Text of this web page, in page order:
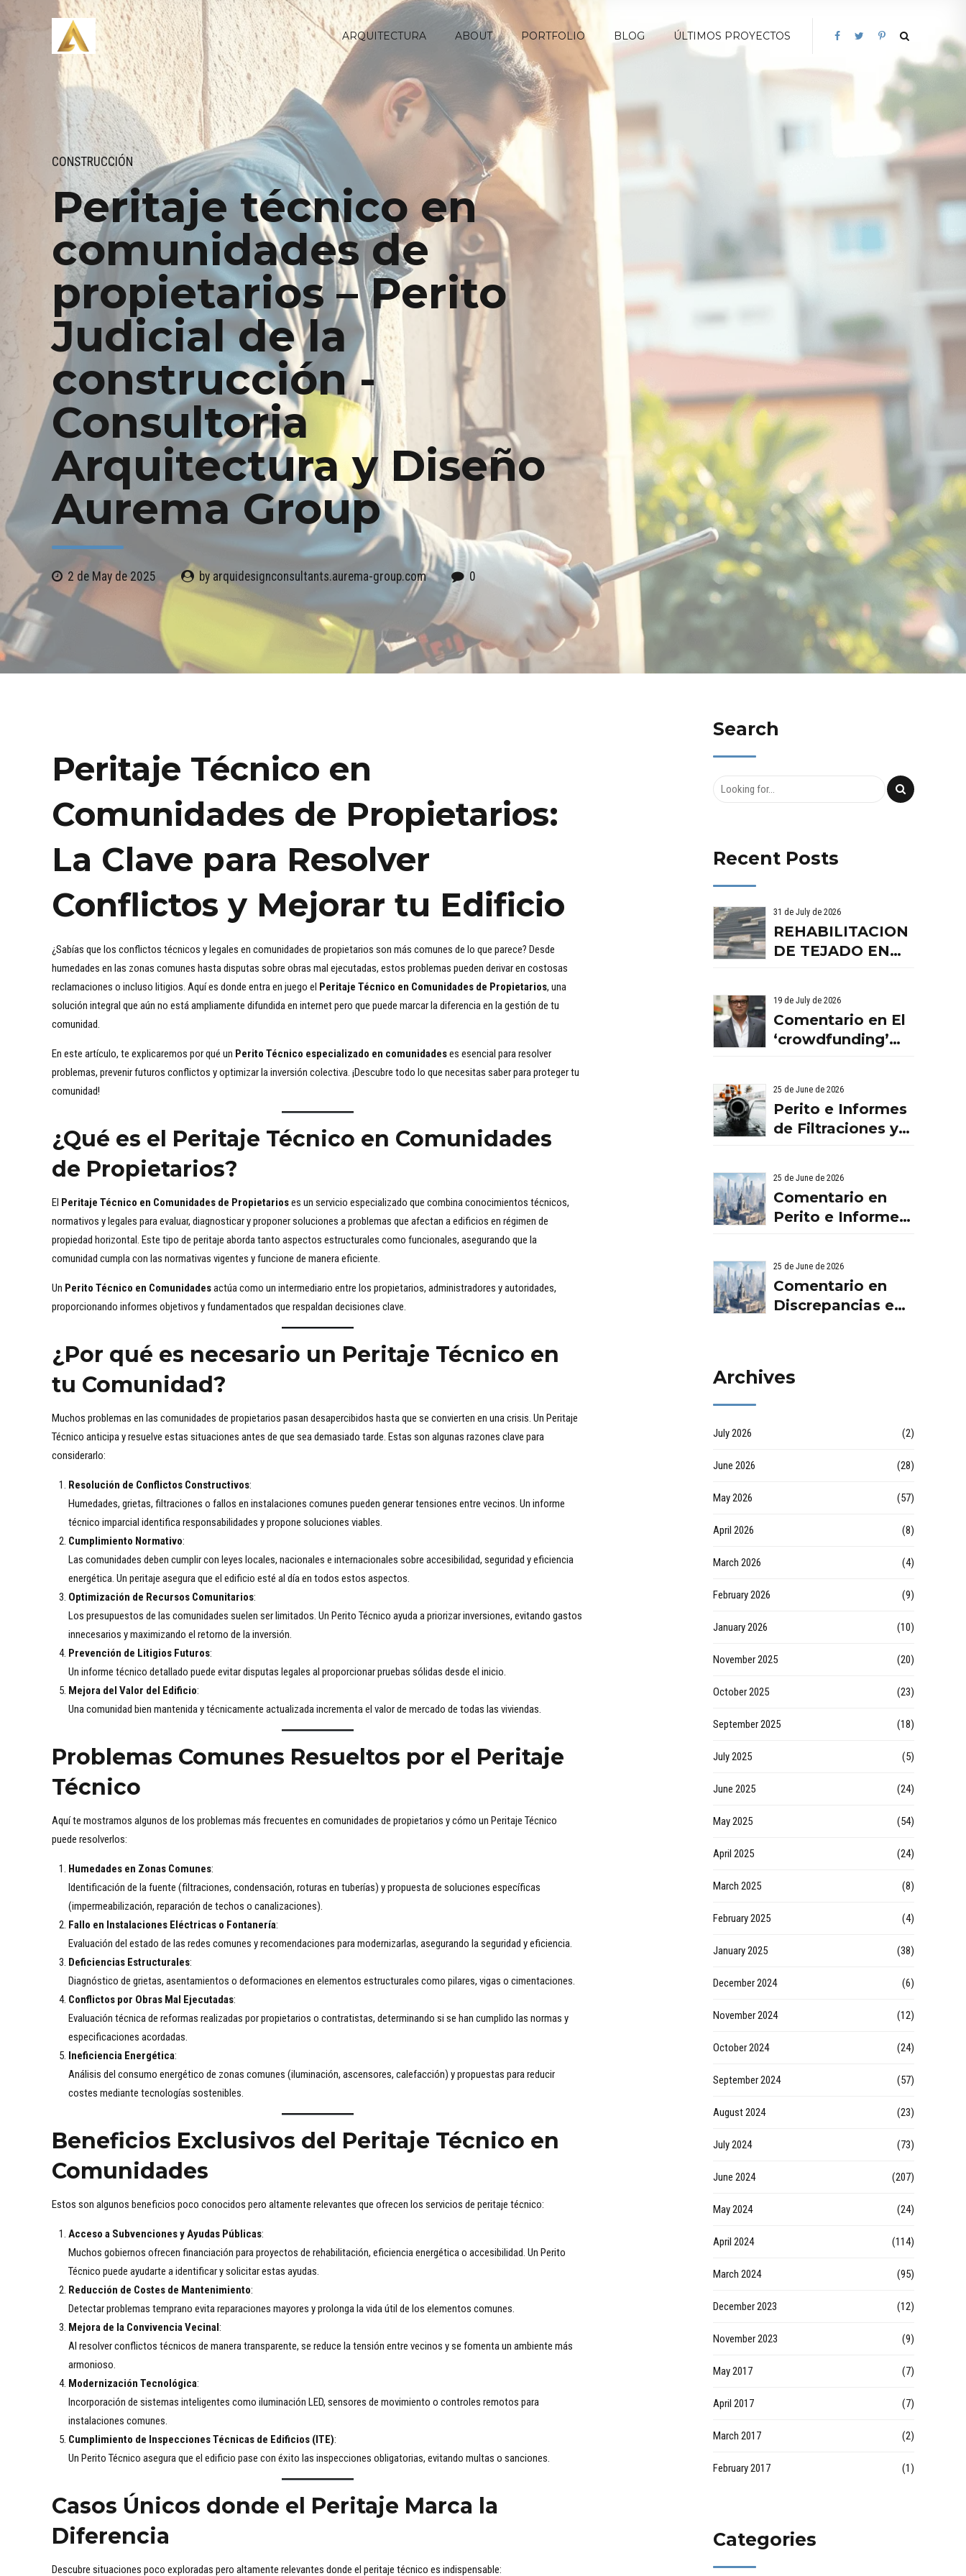
ARQUITECTURA ABOUT PORTFOLIO BLOG ÚLTIMOS PROYECTOS
CONSTRUCCIÓN
Peritaje técnico en
comunidades de
propietarios – Perito
Judicial de la
construcción -
Consultoria
Arquitectura y Diseño
Aurema Group
2 de May de 2025 by arquidesignconsultants.aurema-group.com 0
Peritaje Técnico en
Comunidades de Propietarios:
La Clave para Resolver
Conflictos y Mejorar tu Edificio
¿Sabías que los conflictos técnicos y legales en comunidades de propietarios son más comunes de lo que parece? Desde
humedades en las zonas comunes hasta disputas sobre obras mal ejecutadas, estos problemas pueden derivar en costosas
reclamaciones o incluso litigios. Aquí es donde entra en juego el Peritaje Técnico en Comunidades de Propietarios, una
solución integral que aún no está ampliamente difundida en internet pero que puede marcar la diferencia en la gestión de tu
comunidad.
En este artículo, te explicaremos por qué un Perito Técnico especializado en comunidadeses esencial para resolver
problemas, prevenir futuros conflictos y optimizar la inversión colectiva. ¡Descubre todo lo que necesitas saber para proteger tu
comunidad!
¿Qué es el Peritaje Técnico en Comunidades
de Propietarios?
El Peritaje Técnico en Comunidades de Propietarioses un servicio especializado que combina conocimientos técnicos,
normativos y legales para evaluar, diagnosticar y proponer soluciones a problemas que afectan a edificios en régimen de
propiedad horizontal. Este tipo de peritaje aborda tanto aspectos estructurales como funcionales, asegurando que la
comunidad cumpla con las normativas vigentes y funcione de manera eficiente.
Un Perito Técnico en Comunidadesactúa como un intermediario entre los propietarios, administradores y autoridades,
proporcionando informes objetivos y fundamentados que respaldan decisiones clave.
¿Por qué es necesario un Peritaje Técnico en
tu Comunidad?
Muchos problemas en las comunidades de propietarios pasan desapercibidos hasta que se convierten en una crisis. Un Peritaje
Técnico anticipa y resuelve estas situaciones antes de que sea demasiado tarde. Estas son algunas razones clave para
considerarlo:
Resolución de Conflictos Constructivos:
Humedades, grietas, filtraciones o fallos en instalaciones comunes pueden generar tensiones entre vecinos. Un informe
técnico imparcial identifica responsabilidades y propone soluciones viables.
Cumplimiento Normativo:
Las comunidades deben cumplir con leyes locales, nacionales e internacionales sobre accesibilidad, seguridad y eficiencia
energética. Un peritaje asegura que el edificio esté al día en todos estos aspectos.
Optimización de Recursos Comunitarios:
Los presupuestos de las comunidades suelen ser limitados. Un Perito Técnico ayuda a priorizar inversiones, evitando gastos
innecesarios y maximizando el retorno de la inversión.
Prevención de Litigios Futuros:
Un informe técnico detallado puede evitar disputas legales al proporcionar pruebas sólidas desde el inicio.
Mejora del Valor del Edificio:
Una comunidad bien mantenida y técnicamente actualizada incrementa el valor de mercado de todas las viviendas.
Problemas Comunes Resueltos por el Peritaje
Técnico
Aquí te mostramos algunos de los problemas más frecuentes en comunidades de propietarios y cómo un Peritaje Técnico
puede resolverlos:
Humedades en Zonas Comunes:
Identificación de la fuente (filtraciones, condensación, roturas en tuberías) y propuesta de soluciones específicas
(impermeabilización, reparación de techos o canalizaciones).
Fallo en Instalaciones Eléctricas o Fontanería:
Evaluación del estado de las redes comunes y recomendaciones para modernizarlas, asegurando la seguridad y eficiencia.
Deficiencias Estructurales:
Diagnóstico de grietas, asentamientos o deformaciones en elementos estructurales como pilares, vigas o cimentaciones.
Conflictos por Obras Mal Ejecutadas:
Evaluación técnica de reformas realizadas por propietarios o contratistas, determinando si se han cumplido las normas y
especificaciones acordadas.
Ineficiencia Energética:
Análisis del consumo energético de zonas comunes (iluminación, ascensores, calefacción) y propuestas para reducir
costes mediante tecnologías sostenibles.
Beneficios Exclusivos del Peritaje Técnico en
Comunidades
Estos son algunos beneficios poco conocidos pero altamente relevantes que ofrecen los servicios de peritaje técnico:
Acceso a Subvenciones y Ayudas Públicas:
Muchos gobiernos ofrecen financiación para proyectos de rehabilitación, eficiencia energética o accesibilidad. Un Perito
Técnico puede ayudarte a identificar y solicitar estas ayudas.
Reducción de Costes de Mantenimiento:
Detectar problemas temprano evita reparaciones mayores y prolonga la vida útil de los elementos comunes.
Mejora de la Convivencia Vecinal:
Al resolver conflictos técnicos de manera transparente, se reduce la tensión entre vecinos y se fomenta un ambiente más
armonioso.
Modernización Tecnológica:
Incorporación de sistemas inteligentes como iluminación LED, sensores de movimiento o controles remotos para
instalaciones comunes.
Cumplimiento de Inspecciones Técnicas de Edificios (ITE):
Un Perito Técnico asegura que el edificio pase con éxito las inspecciones obligatorias, evitando multas o sanciones.
Casos Únicos donde el Peritaje Marca la
Diferencia
Descubre situaciones poco exploradas pero altamente relevantes donde el peritaje técnico es indispensable:
Search
Recent Posts
31 de July de 2026
REHABILITACION
DE TEJADO EN
19 de July de 2026
Comentario en El
‘crowdfunding’
en El
‘crowdfunding’
llega al ladrillo
en El
‘crowdfunding’
llega al ladrillo
llega al ladrillo -
Servicios Aurema
Group - Grupo
Reformas en
comunidad d
25 de June de 2026
Perito e Informes
de Filtraciones y
Debes Saber
25 de June de 2026
Comentario en
Perito e Informes
Viviendas: Lo Que
Debes Saber por
empresa de
25 de June de 2026
Comentario en
Discrepancias en
Archives
July 2026 (2)
June 2026 (28)
May 2026 (57)
April 2026 (8)
March 2026 (4)
February 2026 (9)
January 2026 (10)
November 2025 (20)
October 2025 (23)
September 2025 (18)
July 2025 (5)
June 2025 (24)
May 2025 (54)
April 2025 (24)
March 2025 (8)
February 2025 (4)
January 2025 (38)
December 2024 (6)
November 2024 (12)
October 2024 (24)
September 2024 (57)
August 2024 (23)
July 2024 (73)
June 2024 (207)
May 2024 (24)
April 2024 (114)
March 2024 (95)
December 2023 (12)
November 2023 (9)
May 2017 (7)
April 2017 (7)
March 2017 (2)
February 2017 (1)
Categories